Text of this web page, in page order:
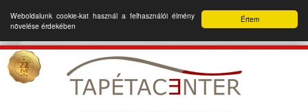
Értem
Weboldalunk cookie-kat használ a felhasználói élmény
növelése érdekében